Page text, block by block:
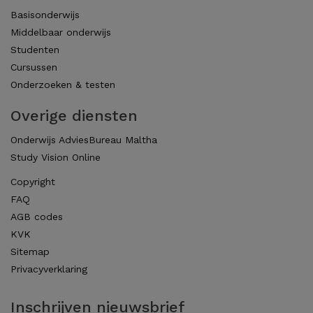
Basisonderwijs
Middelbaar onderwijs
Studenten
Cursussen
Onderzoeken & testen
Overige diensten
Onderwijs AdviesBureau Maltha
Study Vision Online
Copyright
FAQ
AGB codes
KVK
Sitemap
Privacyverklaring
Inschrijven nieuwsbrief